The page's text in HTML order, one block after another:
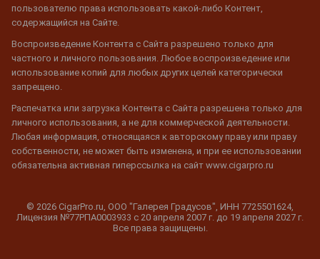
пользователю права использовать какой-либо Контент,
содержащийся на Сайте.
Воспроизведение Контента с Сайта разрешено только для
частного и личного пользования. Любое воспроизведение или
использование копий для любых других целей категорически
запрещено.
Распечатка или загрузка Контента с Сайта разрешена только для
личного использования, а не для коммерческой деятельности.
Любая информация, относящаяся к авторскому праву или праву
собственности, не может быть изменена, и при ее использовании
обязательна активная гиперссылка на сайт www.cigarpro.ru
© 2026 CigarPro.ru, ООО "Галерея Градусов", ИНН 7725501624,
Лицензия №77РПА0003933 c 20 апреля 2007 г. до 19 апреля 2027 г.
Все права защищены.